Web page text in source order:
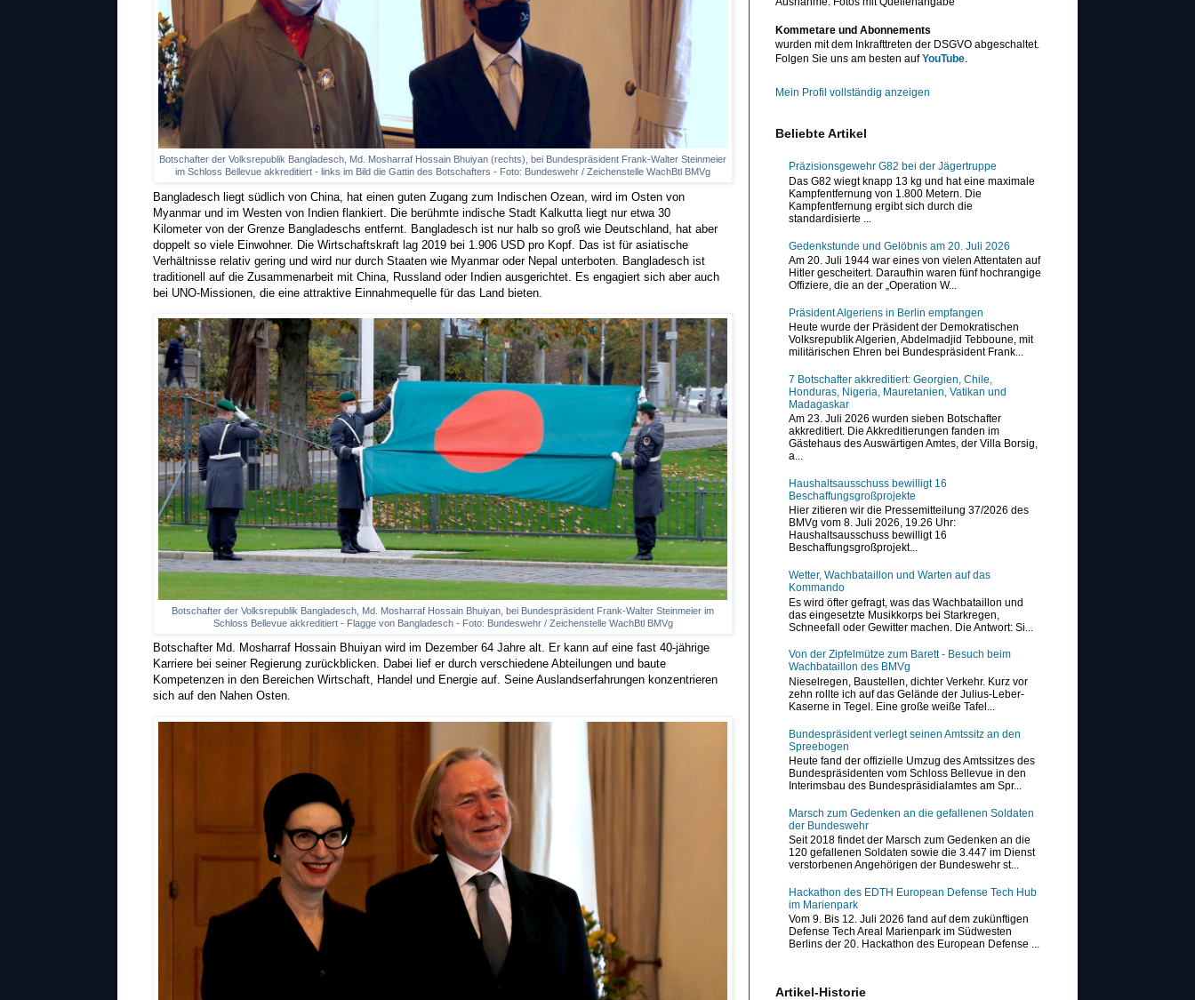
Botschafter der Volksrepublik Bangladesch, Md. Mosharraf Hossain Bhuiyan (rechts), bei Bundespräsident Frank-Walter Steinmeier
im Schloss Bellevue akkreditiert - links im Bild die Gattin des Botschafters - Foto: Bundeswehr / Zeichenstelle WachBtl BMVg
Bangladesch liegt südlich von China, hat einen guten Zugang zum Indischen Ozean, wird im Osten von
Myanmar und im Westen von Indien flankiert. Die berühmte indische Stadt Kalkutta liegt nur etwa 30
Kilometer von der Grenze Bangladeschs entfernt. Bangladesch ist nur halb so groß wie Deutschland, hat aber
doppelt so viele Einwohner. Die Wirtschaftskraft lag 2019 bei 1.906 USD pro Kopf. Das ist für asiatische
Verhältnisse relativ gering und wird nur durch Staaten wie Myanmar oder Nepal unterboten. Bangladesch ist
traditionell auf die Zusammenarbeit mit China, Russland oder Indien ausgerichtet. Es engagiert sich aber auch
bei UNO-Missionen, die eine attraktive Einnahmequelle für das Land bieten.
Botschafter der Volksrepublik Bangladesch, Md. Mosharraf Hossain Bhuiyan, bei Bundespräsident Frank-Walter Steinmeier im
Schloss Bellevue akkreditiert - Flagge von Bangladesch - Foto: Bundeswehr / Zeichenstelle WachBtl BMVg
Botschafter Md. Mosharraf Hossain Bhuiyan wird im Dezember 64 Jahre alt. Er kann auf eine fast 40-jährige
Karriere bei seiner Regierung zurückblicken. Dabei lief er durch verschiedene Abteilungen und baute
Kompetenzen in den Bereichen Wirtschaft, Handel und Energie auf. Seine Auslandserfahrungen konzentrieren
sich auf den Nahen Osten.
Kommetare und Abonnements
wurden mit dem Inkrafttreten der DSGVO abgeschaltet.
Folgen Sie uns am besten aufYouTube.
Mein Profil vollständig anzeigen
Beliebte Artikel
Präzisionsgewehr G82 bei der Jägertruppe
Das G82 wiegt knapp 13 kg und hat eine maximale
Kampfentfernung von 1.800 Metern. Die
Kampfentfernung ergibt sich durch die
standardisierte ...
Gedenkstunde und Gelöbnis am 20. Juli 2026
Am 20. Juli 1944 war eines von vielen Attentaten auf
Hitler gescheitert. Daraufhin waren fünf hochrangige
Offiziere, die an der „Operation W...
Präsident Algeriens in Berlin empfangen
Heute wurde der Präsident der Demokratischen
Volksrepublik Algerien, Abdelmadjid Tebboune, mit
militärischen Ehren bei Bundespräsident Frank...
7 Botschafter akkreditiert: Georgien, Chile,
Honduras, Nigeria, Mauretanien, Vatikan und
Madagaskar
Am 23. Juli 2026 wurden sieben Botschafter
akkreditiert. Die Akkreditierungen fanden im
Gästehaus des Auswärtigen Amtes, der Villa Borsig,
a...
Haushaltsausschuss bewilligt 16
Beschaffungsgroßprojekte
Hier zitieren wir die Pressemitteilung 37/2026 des
BMVg vom 8. Juli 2026, 19.26 Uhr:
Haushaltsausschuss bewilligt 16
Beschaffungsgroßprojekt...
Wetter, Wachbataillon und Warten auf das
Kommando
Es wird öfter gefragt, was das Wachbataillon und
das eingesetzte Musikkorps bei Starkregen,
Schneefall oder Gewitter machen. Die Antwort: Si...
Von der Zipfelmütze zum Barett - Besuch beim
Wachbataillon des BMVg
Nieselregen, Baustellen, dichter Verkehr. Kurz vor
zehn rollte ich auf das Gelände der Julius-Leber-
Kaserne in Tegel. Eine große weiße Tafel...
Bundespräsident verlegt seinen Amtssitz an den
Spreebogen
Heute fand der offizielle Umzug des Amtssitzes des
Bundespräsidenten vom Schloss Bellevue in den
Interimsbau des Bundespräsidialamtes am Spr...
Marsch zum Gedenken an die gefallenen Soldaten
der Bundeswehr
Seit 2018 findet der Marsch zum Gedenken an die
120 gefallenen Soldaten sowie die 3.447 im Dienst
verstorbenen Angehörigen der Bundeswehr st...
Hackathon des EDTH European Defense Tech Hub
im Marienpark
Vom 9. Bis 12. Juli 2026 fand auf dem zukünftigen
Defense Tech Areal Marienpark im Südwesten
Berlins der 20. Hackathon des European Defense ...
Artikel-Historie